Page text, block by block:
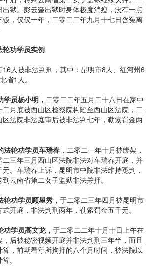
狱。彭云奎出狱时身体极度消瘦，没有一点
，仅仅一年，二零二二年九月十七日含冤离
功学员实例
人被非法判刑，其中：昆明市8人、红河州6
省1人。
员杨小明， 二零二二年五月二十八日在家中
月底被西山区检察院构陷至西山区法院，二
法院非法庭审后被非法判七年，勒索罚金两
法轮功学员车瑞春 ，二零二一年十月被绑架，
三年三月西山区法院非法对车瑞春开庭，并
。车瑞春上诉，昆明市中院非法维持冤判，
云南省第二女子监狱非法关押。
功学员顾星秀， 于二零二三年四月被昆明市
开庭，非法判刑两年，勒索罚金五千元。
学员高文龙， 于二零二二年十月十日上午在
后被秘密视频开庭并非法判刑三年半，而且
，前期看守所拘押的八个月时间，被法院以
。